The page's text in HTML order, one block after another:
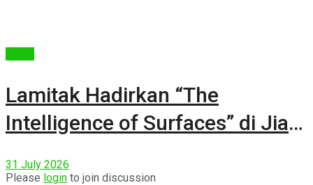
Lamitak Hadirkan “The
Intelligence of Surfaces” di Jia
31 July 2026
Please login to join discussion